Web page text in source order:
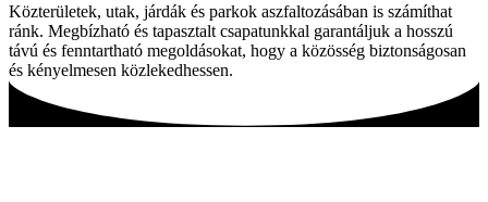
Közterületek, utak, járdák és parkok aszfaltozásában is számíthat
ránk. Megbízható és tapasztalt csapatunkkal garantáljuk a hosszú
távú és fenntartható megoldásokat, hogy a közösség biztonságosan
és kényelmesen közlekedhessen.